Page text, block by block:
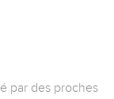
par des proches